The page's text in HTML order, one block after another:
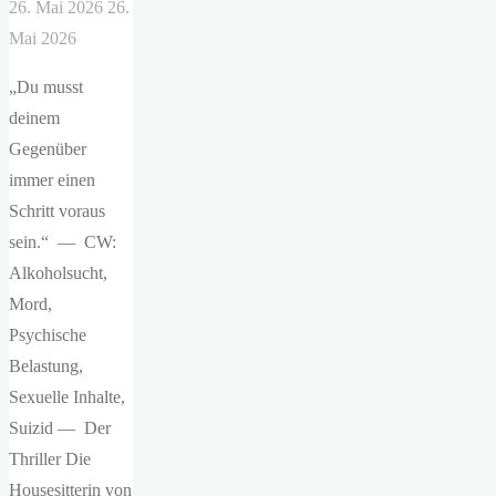
26. Mai 2026 26.
Mai 2026
„Du musst
deinem
Gegenüber
immer einen
Schritt voraus
sein.“ — CW:
Alkoholsucht,
Mord,
Psychische
Belastung,
Sexuelle Inhalte,
Suizid — Der
Thriller Die
Housesitterin von